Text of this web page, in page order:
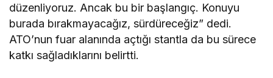
düzenliyoruz. Ancak bu bir başlangıç. Konuyu
burada bırakmayacağız, sürdüreceğiz” dedi.
ATO’nun fuar alanında açtığı stantla da bu sürece
katkı sağladıklarını belirtti.